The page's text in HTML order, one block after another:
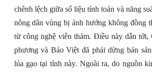
chênh lệch giữa số liệu tính toán và năng
nông dân vùng bị ảnh hưởng không đồng
từ công nghệ viễn thám. Điều này dẫn tới,
phương và Bảo Việt đã phải dừng bán
lúa gạo tại tỉnh này. Ngoài ra, do nguồn